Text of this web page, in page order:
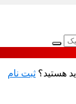
هستید؟ ثبت نام